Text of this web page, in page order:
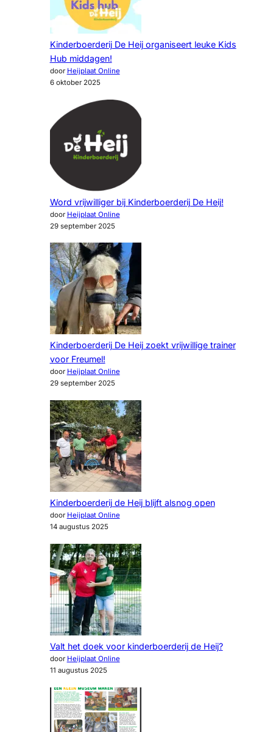
Kinderboerderij De Heij organiseert leuke Kids
Hub middagen!
door Heijplaat Online
6 oktober 2025
Word vrijwilliger bij Kinderboerderij De Heij!
door Heijplaat Online
29 september 2025
Kinderboerderij De Heij zoekt vrijwillige trainer
voor Freumel!
door Heijplaat Online
29 september 2025
Kinderboerderij de Heij blijft alsnog open
door Heijplaat Online
14 augustus 2025
Valt het doek voor kinderboerderij de Heij?
door Heijplaat Online
11 augustus 2025